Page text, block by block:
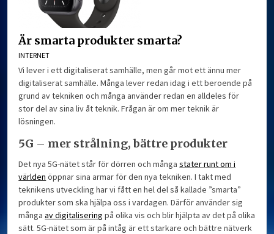
Är smarta produkter smarta?
INTERNET
Vi lever i ett digitaliserat samhälle, men går mot ett ännu mer
digitaliserat samhälle. Många lever redan idag i ett beroende på
grund av tekniken och många använder redan en alldeles för
stor del av sina liv åt teknik. Frågan är om mer teknik är
lösningen.
5G – mer strålning, bättre produkter
Det nya 5G-nätet står för dörren och mångastater runt om i
världen öppnar sina armar för den nya tekniken. I takt med
teknikens utveckling har vi fått en hel del så kallade ”smarta”
produkter som ska hjälpa oss i vardagen. Därför använder sig
mångaav digitalisering på olika vis och blir hjälpta av det på olika
sätt. 5G-nätet som är på intåg är ett starkare och bättre nätverk